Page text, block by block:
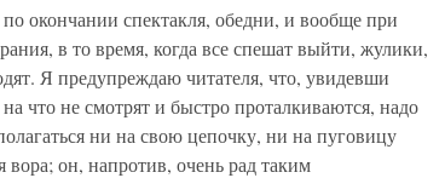
окончании спектакля, обедни, и вообще при
в то время, когда все спешат выйти, жулики,
Я предупреждаю читателя, что, увидевши
что не смотрят и быстро проталкиваются, надо
ни на свою цепочку, ни на пуговицу
вора; он, напротив, очень рад таким